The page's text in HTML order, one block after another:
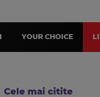
YOUR CHOICE
Cele mai citite